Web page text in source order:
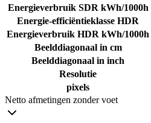
Energieverbruik SDR kWh/1000h
Energie-efficiëntieklasse HDR
Energieverbruik HDR kWh/1000h
Beelddiagonaal in cm
Beelddiagonaal in inch
Resolutie
pixels
Netto afmetingen zonder voet